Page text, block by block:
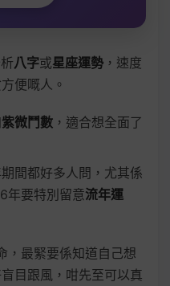
八字或星座運勢 ，速度
便嘅人。
紫微鬥數 ，適合想全面了
期間都好多人問，尤其係
年要特別留意流年運
，最緊要係知道自己想
目跟風，咁先至可以真